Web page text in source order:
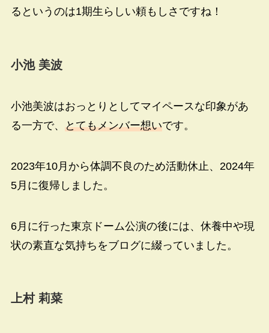
るというのは1期生らしい頼もしさですね！
小池 美波
小池美波はおっとりとしてマイペースな印象があ
る一方で、 とてもメンバー想いです。
2023年10月から体調不良のため活動休止、2024年
5月に復帰しました。
6月に行った東京ドーム公演の後には、休養中や現
状の素直な気持ちをブログに綴っていました。
上村 莉菜